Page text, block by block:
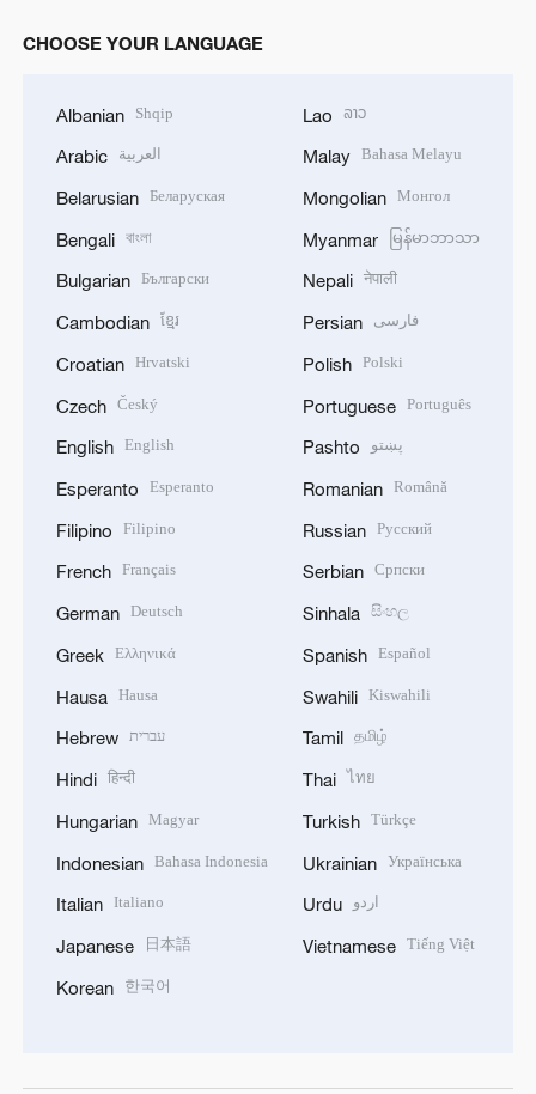
CHOOSE YOUR LANGUAGE
Albanian Shqip
Arabic العربية
Belarusian Беларуская
Bengali বাংলা
Bulgarian Български
Cambodian ខ្មែរ
Croatian Hrvatski
Czech Český
English English
Esperanto Esperanto
Filipino Filipino
French Français
German Deutsch
Greek Ελληνικά
Hausa Hausa
Hebrew עברית
Hindi हिन्दी
Hungarian Magyar
Indonesian Bahasa Indonesia
Italian Italiano
Japanese 日本語
Korean 한국어
Lao ລາວ
Malay Bahasa Melayu
Mongolian Монгол
Myanmar မြန်မာဘာသာ
Nepali नेपाली
Persian فارسی
Polish Polski
Portuguese Português
Pashto پښتو
Romanian Română
Russian Русский
Serbian Српски
Sinhala සිංහල
Spanish Español
Swahili Kiswahili
Tamil தமிழ்
Thai ไทย
Turkish Türkçe
Ukrainian Українська
Urdu اردو
Vietnamese Tiếng Việt